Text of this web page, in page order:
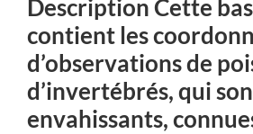
Description Cette
contient les
d’observations de
d’invertébrés, qui
envahissants,